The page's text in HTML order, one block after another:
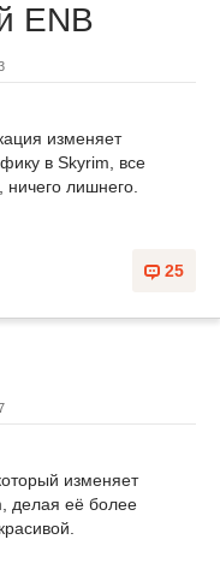
ENB
изменяет
в Skyrim, все
лишнего.
25
изменяет
делая её более